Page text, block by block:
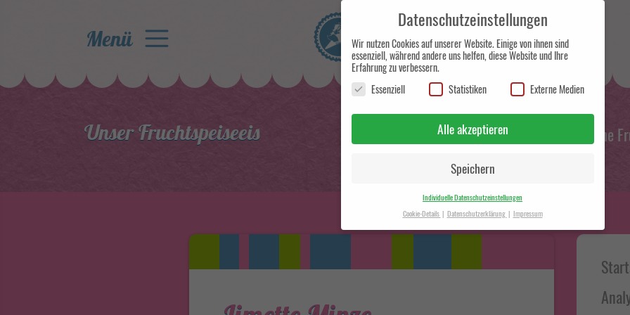
Menü
Eismanufaktur und Handelsunternehmen in
Berlin
Unser Fruchtspeiseeis Wir lieben das traditionelle italienische
Datenschutzeinstellungen
Wir nutzen Cookies auf unserer Website. Einige von ihnen sind
essenziell, während andere uns helfen, diese Website und Ihre
Erfahrung zu verbessern.
Essenziell
Statistiken Externe Medien
Alle akzeptieren
Speichern
Individuelle Datenschutzeinstellungen
Cookie-Details
Datenschutzerklärung Impressum
Datenschutzeinstellungen